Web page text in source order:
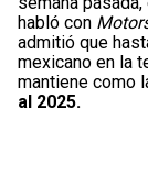
habló con
admitió que
mexicano en la
mantiene como
al 2025.